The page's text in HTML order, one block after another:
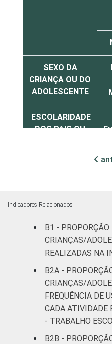
SEXO DA
CRIANÇA OU DO
ADOLESCENTE
ESCOLARIDADE
DOS PAIS OU
FAIXA ETÁRIA
DA CRIANÇA OU
ADOLESCENTE
Indicadores Relacionados
B1 - PROPORÇÃO
CRIANÇAS/
REALIZADAS NA
B2A -
CRIANÇAS/
FREQUÊNCIA DE
CADA ATIVIDADE
- TRABALHO
B2B -